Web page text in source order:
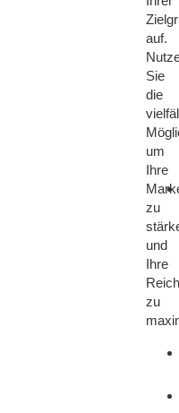
auf.
Sie
die
um
Ihre
zu
und
Ihre
zu